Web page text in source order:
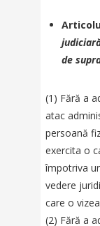
de
(1) Fără a
atac
persoană
exercita o
împotriva
vedere
care o
(2) Fără a